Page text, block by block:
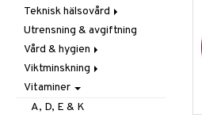
Groddning
Kokos
Kryddor & buljong
Mjöl & bak
Nöt-& fröpasta
Olja & fett
Utrensning
Multimineraler
Övriga
Selen
Zink
Teknisk hälsovård
Ljusterapi
Luftfuktare
Massage
Övrigt
Smärtlindring
Utrensning & avgiftning
Vård & hygien
Ansiktsvård
Cremer
Ögoncremer
Giftset
Hand & fot
Viktminskning
Äppelcidervinäger
Bars
Vitaminer
A, D, E & K